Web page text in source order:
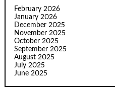
February 2026
January 2026
December 2025
November 2025
October 2025
September 2025
August 2025
July 2025
June 2025